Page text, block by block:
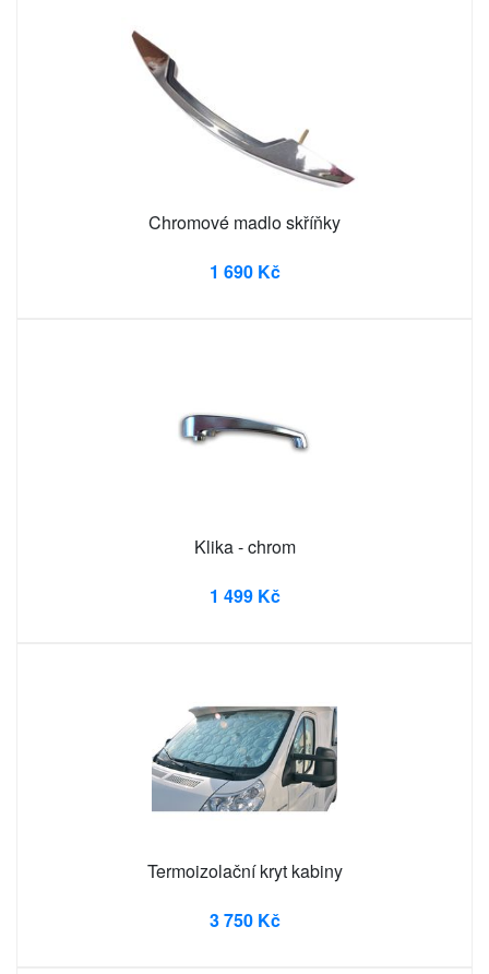
Chromové madlo skříňky
1 690 Kč
Klika - chrom
1 499 Kč
Termoizolační kryt kabiny
3 750 Kč